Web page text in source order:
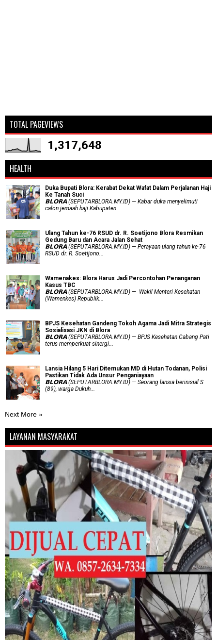
TOTAL PAGEVIEWS
1,317,648
HEALTH
Duka Bupati Blora: Kerabat Dekat Wafat Dalam Perjalanan Haji
Ke Tanah Suci
𝗕𝗟𝗢𝗥𝗔 (SEPUTARBLORA.MY.ID) — Kabar duka menyelimuti
calon jemaah haji Kabupaten...
Ulang Tahun ke-76 RSUD dr. R. Soetijono Blora Resmikan
Gedung Baru dan Acara Jalan Sehat
𝗕𝗟𝗢𝗥𝗔 (SEPUTARBLORA.MY.ID) — Perayaan ulang tahun ke-76
RSUD dr. R. Soetijono...
Wamenakes: Blora Harus Jadi Percontohan Penanganan
Kasus TBC
𝗕𝗟𝗢𝗥𝗔 (SEPUTARBLORA.MY.ID) — Wakil Menteri Kesehatan
(Wamenkes) Republik...
BPJS Kesehatan Gandeng Tokoh Agama Jadi Mitra Strategis
Sosialisasi JKN di Blora
𝗕𝗟𝗢𝗥𝗔 (SEPUTARBLORA.MY.ID) — BPJS Kesehatan Cabang Pati
terus memperkuat sinergi...
Lansia Hilang 5 Hari Ditemukan MD di Hutan Todanan, Polisi
Pastikan Tidak Ada Unsur Penganiayaan
𝗕𝗟𝗢𝗥𝗔 (SEPUTARBLORA.MY.ID) — Seorang lansia berinisial S
(89), warga Dukuh...
Next More »
LAYANAN MASYARAKAT